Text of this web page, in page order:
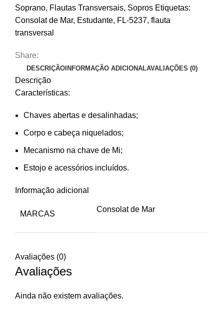
5237
Soprano, Flautas Transversais, Sopros Etiquetas:
Consolat de Mar, Estudante, FL-5237, flauta
transversal
Share:
DESCRIÇÃOINFORMAÇÃO ADICIONALAVALIAÇÕES (0)
Descrição
Características:
Chaves abertas e desalinhadas;
Corpo e cabeça niquelados;
Mecanismo na chave de Mi;
Estojo e acessórios incluídos.
Informação adicional
MARCAS
Consolat de Mar
Avaliações (0)
Avaliações
Ainda não existem avaliações.